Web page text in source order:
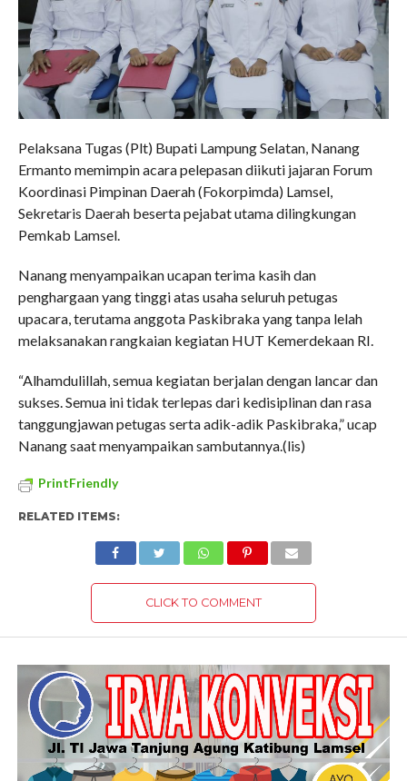
Pelaksana Tugas (Plt) Bupati Lampung Selatan, Nanang
Ermanto memimpin acara pelepasan diikuti jajaran Forum
Koordinasi Pimpinan Daerah (Fokorpimda) Lamsel,
Sekretaris Daerah beserta pejabat utama dilingkungan
Pemkab Lamsel.
Nanang menyampaikan ucapan terima kasih dan
penghargaan yang tinggi atas usaha seluruh petugas
upacara, terutama anggota Paskibraka yang tanpa lelah
melaksanakan rangkaian kegiatan HUT Kemerdekaan RI.
“Alhamdulillah, semua kegiatan berjalan dengan lancar dan
sukses. Semua ini tidak terlepas dari kedisiplinan dan rasa
tanggungjawan petugas serta adik-adik Paskibraka,” ucap
Nanang saat menyampaikan sambutannya.(lis)
PrintFriendly
RELATED ITEMS:
CLICK TO COMMENT